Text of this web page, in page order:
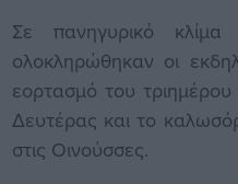
Σε πανηγυρικό
ολοκληρώθηκαν οι
εορτασμό του
Δευτέρας και το
στις Οινούσσες.